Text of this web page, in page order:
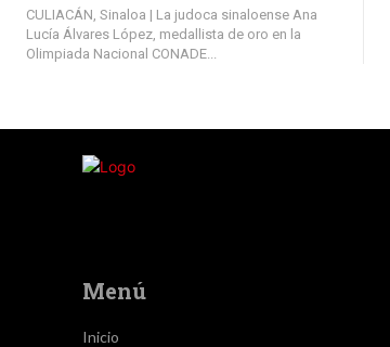
CULIACÁN, Sinaloa | La judoca sinaloense Ana
Lucía Álvares López, medallista de oro en la
Olimpiada Nacional CONADE...
Menú
Inicio